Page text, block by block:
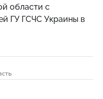
области с
ГУ ГСЧС Украины в